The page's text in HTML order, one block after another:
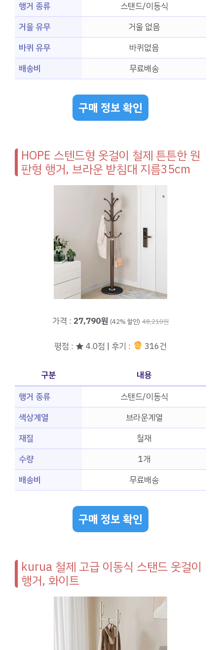
행거 종류
스탠드/이동식
거울 유무
거울 없음
바퀴 유무
바퀴없음
배송비
무료배송
구매 정보 확인
HOPE 스텐드형 옷걸이 철제 튼튼한 원
판형 행거, 브라운 받침대 지름35cm
가격 : 27,790원 (42% 할인) 48,210원
평점 : ★ 4.0점 | 후기 : 316건
구분
내용
행거 종류
스탠드/이동식
색상계열
브라운계열
재질
철재
수량
1개
배송비
무료배송
구매 정보 확인
kurua 철제 고급 이동식 스탠드 옷걸이
행거, 화이트